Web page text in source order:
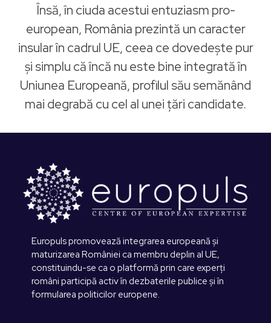
Însă, în ciuda acestui entuziasm pro-
european, România prezintă un caracter
insular în cadrul UE, ceea ce dovedeşte pur
şi simplu că încă nu este bine integrată în
Uniunea Europeană, profilul său semănând
mai degrabă cu cel al unei ţări candidate.
Europuls promovează integrarea europeană și
maturizarea României ca membru deplin al UE,
constituindu-se ca o platformă prin care experți
români participă activ în dezbaterile publice și în
formularea politicilor europene.